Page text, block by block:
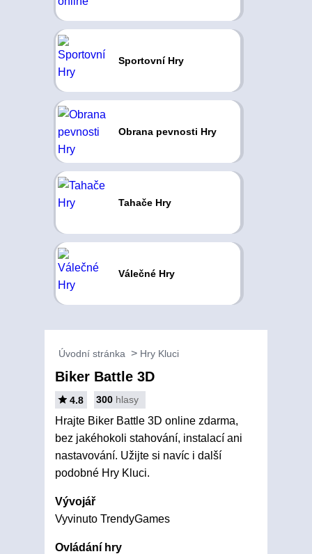
Sportovní Hry
Obrana pevnosti Hry
Tahače Hry
Válečné Hry
Úvodní stránka Hry Kluci
Biker Battle 3D
4.8 300 hlasy
Hrajte Biker Battle 3D online zdarma,
bez jakéhokoli stahování, instalací ani
nastavování. Užijte si navíc i další
podobné Hry Kluci.
Vývojář
Vyvinuto TrendyGames
Ovládání hry